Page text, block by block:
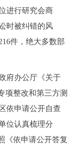
进行研究会商
时被纠错的风
件，绝大多数部
府办公厅《关于
项整改和第三方测
依申请公开自查
位认真梳理分
《依申请公开答复